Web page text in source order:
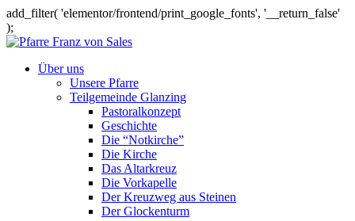
add_filter( 'elementor/frontend/print_google_fonts', '__return_false'
);
Über uns
Unsere Pfarre
Teilgemeinde Glanzing
Pastoralkonzept
Geschichte
Die “Notkirche”
Die Kirche
Das Altarkreuz
Die Vorkapelle
Der Kreuzweg aus Steinen
Der Glockenturm